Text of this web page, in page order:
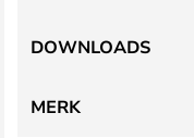
DOWNLOADS
MERK